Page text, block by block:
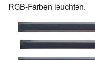
RGB-Farben leuchten.